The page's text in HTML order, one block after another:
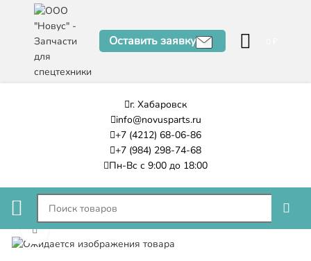
Оставить заявку
г. Хабаровск
info@novusparts.ru
+7 (4212) 68-06-86
+7 (984) 298-74-68
Пн-Вс с 9:00 до 18:00
Нажмите, чтобы увеличить